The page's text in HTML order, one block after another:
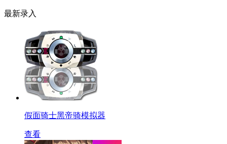
最新录入
假面骑士黑帝骑模拟器
查看